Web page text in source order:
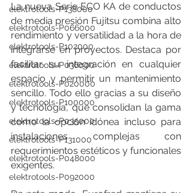
elektrotools-P138000
elektrotools-P066000
elektrotools-P102000
elektrotools-P036000
elektrotools-P020000
elektrotools-P100000
elektrotools-P035000
elektrotools-P131000
elektrotools-P048000
elektrotools-P092000
La nueva Serie ECO KA de conductos
de media presión Fujitsu combina alto
rendimiento y versatilidad a la hora de
integrarse en proyectos. Destaca por
facilitar su integración en cualquier
espacio y permitir un mantenimiento
sencillo. Todo ello gracias a su diseño
y tecnología, que consolidan la gama
como la opción idónea incluso para
instalaciones complejas con
requerimientos estéticos y funcionales
exigentes.